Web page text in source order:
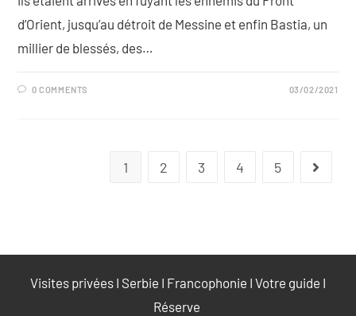
d’Orient, jusqu’au détroit de Messine et enfin Bastia, un
millier de blessés, des…
0 COMMENTS 03/02/2021
1 2 3 4 5
Visites privées I Serbie I Francophonie I Votre guide I
Réserve